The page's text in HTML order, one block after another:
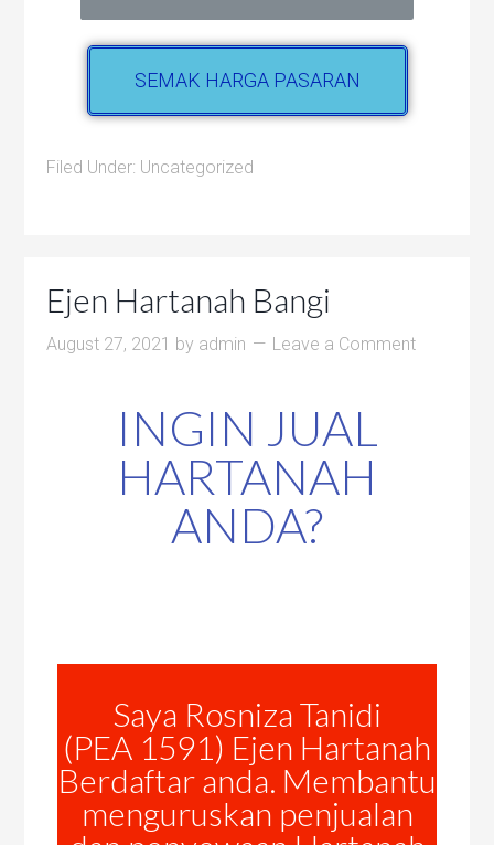
SEMAK HARGA PASARAN
Filed Under: Uncategorized
Ejen Hartanah Bangi
August 27, 2021 by admin Leave a Comment
INGIN JUAL
HARTANAH
ANDA?
Saya Rosniza Tanidi
(PEA 1591) Ejen Hartanah
Berdaftar anda. Membantu
menguruskan penjualan